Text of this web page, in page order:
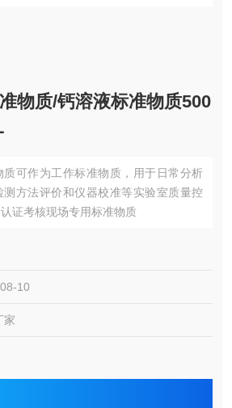
物质/钙溶液标准物质500
质可作为工作标准物质，用于日常分析
方法评价和仪器校准等实验室质量控
证考核现场专用标准物质
10
家